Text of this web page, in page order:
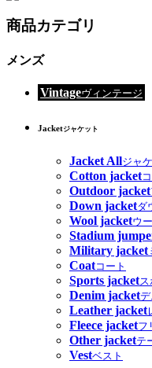
商品カテゴリ
メンズ
Vintageヴィンテージ
Jacketジャケット
Jacket Allジャ
Cotton jacket
Outdoor jacket
Down jacketダ
Wool jacketウ
Stadium
Military jacket
Coatコート
Sports jacketス
Denim jacketデ
Leather jacket
Fleece jacketフ
Other jacketテ
Vestベスト